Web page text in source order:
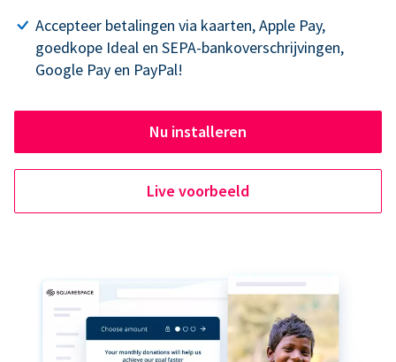
Accepteer betalingen via kaarten, Apple Pay,
goedkope Ideal en SEPA-bankoverschrijvingen,
Google Pay en PayPal!
Nu installeren
Live voorbeeld